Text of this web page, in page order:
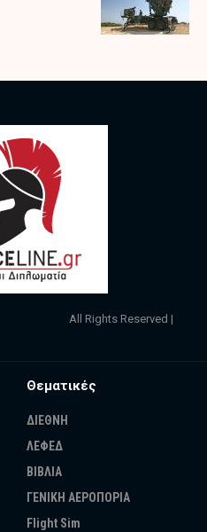
All Rights Reserved |
Θεματικές
ΔΙΕΘΝΗ
ΛΕΦΕΔ
ΒΙΒΛΙΑ
ΓΕΝΙΚΗ ΑΕΡΟΠΟΡΙΑ
Flight Sim